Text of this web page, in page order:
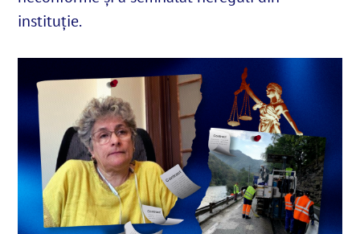
Cautare...
instituție.